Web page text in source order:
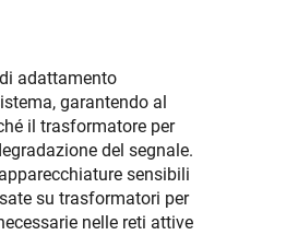
adattamento
garantendo al
il trasformatore per
del segnale.
sensibili
su trasformatori per
nelle reti attive